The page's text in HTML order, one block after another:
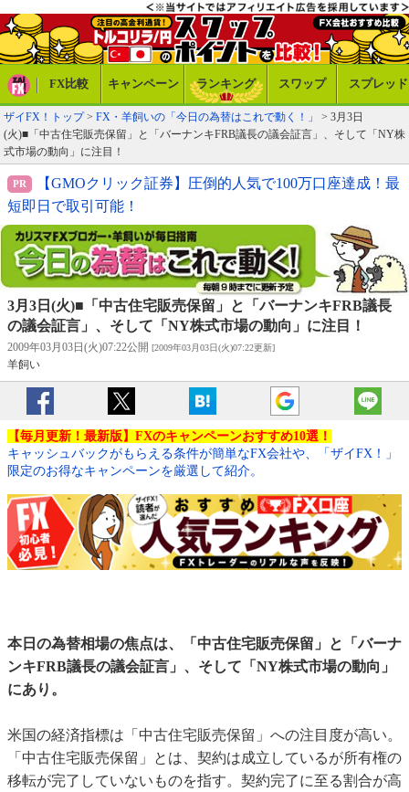
FX比較 キャンペーン ランキング スワップ スプレッド
ザイFX！トップ> FX・羊飼いの「今日の為替はこれで動く！」
> 3月3日
(火)■「中古住宅販売保留」と「バーナンキFRB議長の議会証言」、そして「NY株
式市場の動向」に注目！
【GMOクリック証券】圧倒的人気で100万口座達成！最
短即日で取引可能！
3月3日(火)■「中古住宅販売保留」と「バーナンキFRB議長
の議会証言」、そして「NY株式市場の動向」に注目！
2009年03月03日(火)07:22公開 [2009年03月03日(火)07:22更新]
羊飼い
【毎月更新！最新版】FXのキャンペーンおすすめ10選！
キャッシュバックがもらえる条件が簡単なFX会社や、「ザイFX！」
限定のお得なキャンペーンを厳選して紹介。
本日の為替相場の焦点は、「中古住宅販売保留」と「バーナ
ンキFRB議長の議会証言」、そして「NY株式市場の動向」
にあり。
米国の経済指標は「中古住宅販売保留」への注目度が高い。
「中古住宅販売保留」とは、契約は成立しているが所有権の
移転が完了していないものを指す。契約完了に至る割合が高